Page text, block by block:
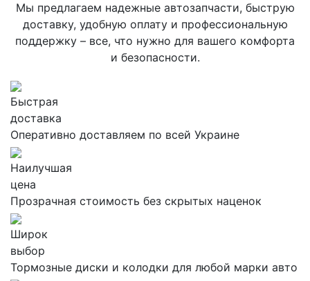
Мы предлагаем надежные автозапчасти, быструю
доставку, удобную оплату и профессиональную
поддержку – все, что нужно для вашего комфорта
и безопасности.
Быстрая
доставка
Оперативно доставляем по всей Украине
Наилучшая
цена
Прозрачная стоимость без скрытых наценок
Широк
выбор
Тормозные диски и колодки для любой марки авто